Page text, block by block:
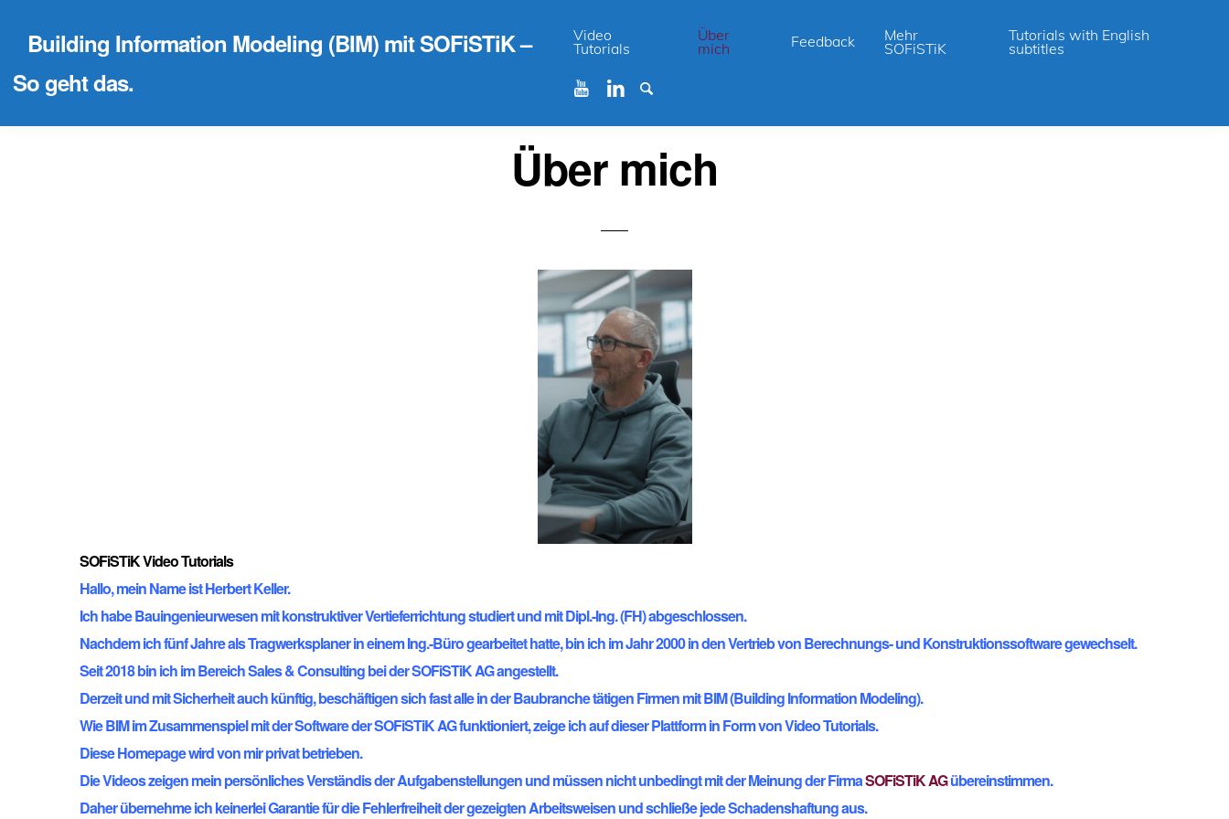
Building Information Modeling (BIM) mit SOFiSTiK –
So geht das.
Video
Tutorials
Über
mich Feedback Mehr
SOFiSTiK
Tutorials with English
subtitles
Über mich
SOFiSTiK Video Tutorials
Hallo, mein Name ist Herbert Keller.
Ich habe Bauingenieurwesen mit konstruktiver Vertieferrichtung studiert und mit Dipl.-Ing. (FH) abgeschlossen.
Nachdem ich fünf Jahre als Tragwerksplaner in einem Ing.-Büro gearbeitet hatte, bin ich im Jahr 2000 in den Vertrieb von Berechnungs- und Konstruktionssoftware gewechselt.
Seit 2018 bin ich im Bereich Sales & Consulting bei der SOFiSTiK AG angestellt.
Derzeit und mit Sicherheit auch künftig, beschäftigen sich fast alle in der Baubranche tätigen Firmen mit BIM (Building Information Modeling).
Wie BIM im Zusammenspiel mit der Software der SOFiSTiK AG funktioniert, zeige ich auf dieser Plattform in Form von Video Tutorials.
Diese Homepage wird von mir privat betrieben.
Die Videos zeigen mein persönliches Verständis der Aufgabenstellungen und müssen nicht unbedingt mit der Meinung der FirmaSOFiSTiK AGübereinstimmen.
Daher übernehme ich keinerlei Garantie für die Fehlerfreiheit der gezeigten Arbeitsweisen und schließe jede Schadenshaftung aus.